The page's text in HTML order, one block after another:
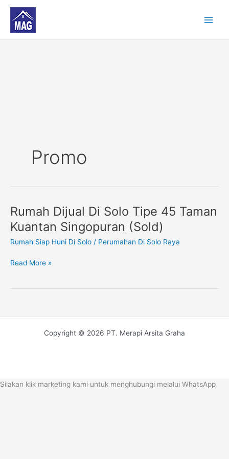
content
Promo
Rumah Dijual Di Solo Tipe 45 Taman
Kuantan Singopuran (Sold)
Rumah Siap Huni Di Solo / Perumahan Di Solo Raya
Rumah
Dijual
Di
Solo
45
Kuantan
Read More »
Copyright © 2026 PT. Merapi Arsita Graha
Silakan klik marketing kami untuk menghubungi melalui WhatsApp